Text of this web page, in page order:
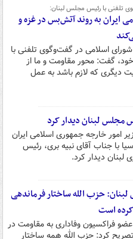
تلفنی با رئیس مجلس لبنان:
ایران به روند آتش‌بس در غزه و
اسلامی در گفت‌وگوی تلفنی با
گفت: محور مقاومت و ما از
دیگری که لازم باشد به عمل
مجلس لبنان دیدار کرد
امور خارجه جمهوری اسلامی ایران
با جناب آقای نبیه بری، رئیس
دیدار کرد.
لبنان: حزب الله ساختار فرماندهی
است
فراکسیون وفاداری به مقاومت در
تصریح کرد: حزب الله همه ساختار